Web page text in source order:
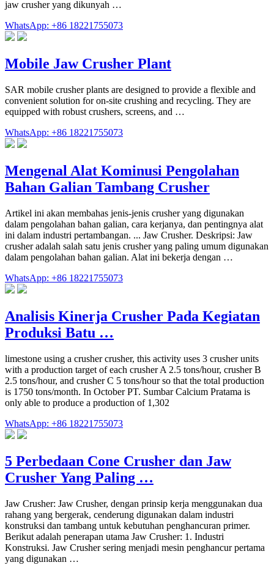
jaw crusher yang dikunyah …
WhatsApp: +86 18221755073
Mobile Jaw Crusher Plant
SAR mobile crusher plants are designed to provide a flexible and
convenient solution for on-site crushing and recycling. They are
equipped with robust crushers, screens, and …
WhatsApp: +86 18221755073
Mengenal Alat Kominusi Pengolahan
Bahan Galian Tambang Crusher
Artikel ini akan membahas jenis-jenis crusher yang digunakan
dalam pengolahan bahan galian, cara kerjanya, dan pentingnya alat
ini dalam industri pertambangan. ... Jaw Crusher. Deskripsi: Jaw
crusher adalah salah satu jenis crusher yang paling umum digunakan
dalam pengolahan bahan galian. Alat ini bekerja dengan …
WhatsApp: +86 18221755073
Analisis Kinerja Crusher Pada Kegiatan
Produksi Batu …
limestone using a crusher crusher, this activity uses 3 crusher units
with a production target of each crusher A 2.5 tons/hour, crusher B
2.5 tons/hour, and crusher C 5 tons/hour so that the total production
is 1750 tons/month. In October PT. Sumbar Calcium Pratama is
only able to produce a production of 1,302
WhatsApp: +86 18221755073
5 Perbedaan Cone Crusher dan Jaw
Crusher Yang Paling …
Jaw Crusher: Jaw Crusher, dengan prinsip kerja menggunakan dua
rahang yang bergerak, cenderung digunakan dalam industri
konstruksi dan tambang untuk kebutuhan penghancuran primer.
Berikut adalah penerapan utama Jaw Crusher: 1. Industri
Konstruksi. Jaw Crusher sering menjadi mesin penghancur pertama
yang digunakan …